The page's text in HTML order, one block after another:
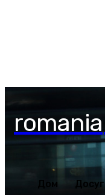
romania
Дом Досуг